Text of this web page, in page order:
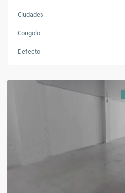
Ciudades
Congolo
Defecto